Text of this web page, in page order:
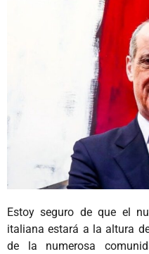
Estoy seguro de que el
italiana estará a la altura
de la numerosa